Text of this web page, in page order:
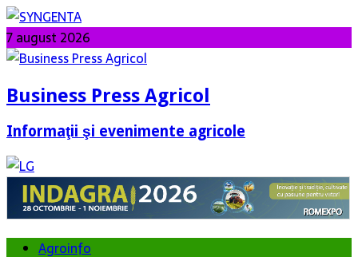
7 august 2026
Business Press Agricol
Informaţii şi evenimente agricole
Agroinfo